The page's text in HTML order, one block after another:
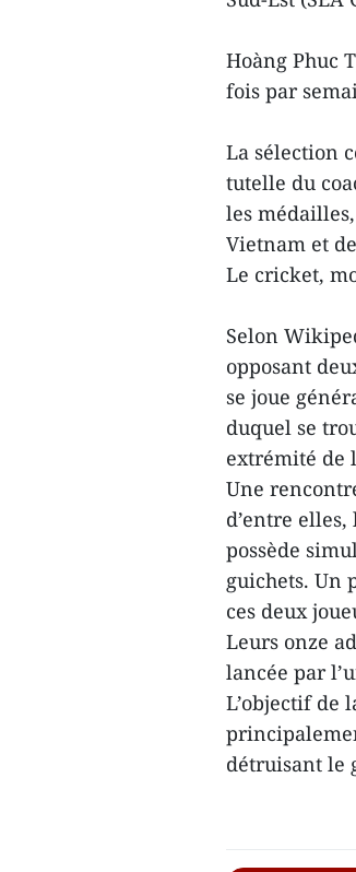
Hoàng Phuc
fois par
La sélection
tutelle du
les
Vietnam et
Le cricket,
Selon
opposant
se joue
duquel se
extrémité de
Une
d’entre
possède
guichets. Un
ces deux
Leurs onze
lancée par
L’objectif de
détruisant le